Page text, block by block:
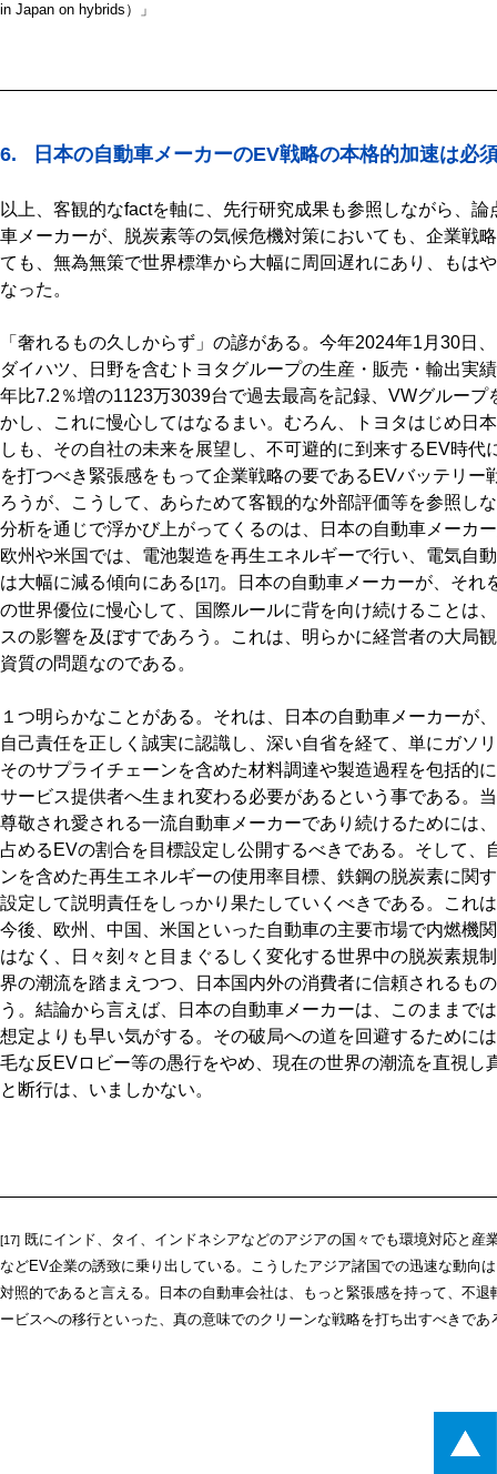
in Japan on hybrids）」
6. 日本の自動車メーカーのEV戦略の本格的加速は必
以上、客観的なfactを軸に、先行研究成果も参照しながら、
車メーカーが、脱炭素等の気候危機対策においても、企業戦
ても、無為無策で世界標準から大幅に周回遅れにあり、もは
なった。
「奢れるもの久しからず」の諺がある。今年2024年1月30日
ダイハツ、日野を含むトヨタグループの生産・販売・輸出実
年比7.2％増の1123万3039台で過去最高を記録、VWグルー
かし、これに慢心してはなるまい。むろん、トヨタはじめ日
しも、その自社の未来を展望し、不可避的に到来するEV時
を打つべき緊張感をもって企業戦略の要であるEVバッテリー
ろうが、こうして、あらためて客観的な外部評価等を参照し
分析を通じで浮かび上がってくるのは、日本の自動車メーカ
欧州や米国では、電池製造を再生エネルギーで行い、電気自
は大幅に減る傾向にある [17] 。日本の自動車メーカーが、それ
の世界優位に慢心して、国際ルールに背を向け続けることは
スの影響を及ぼすであろう。これは、明らかに経営者の大局
資質の問題なのである。
１つ明らかなことがある。それは、日本の自動車メーカーが
自己責任を正しく誠実に認識し、深い自省を経て、単にガソ
そのサプライチェーンを含めた材料調達や製造過程を包括的
サービス提供者へ生まれ変わる必要があるという事である。
尊敬され愛される一流自動車メーカーであり続けるためには
占めるEVの割合を目標設定し公開するべきである。そして、
ンを含めた再生エネルギーの使用率目標、鉄鋼の脱炭素に関
設定して説明責任をしっかり果たしていくべきである。これ
今後、欧州、中国、米国といった自動車の主要市場で内燃機
はなく、日々刻々と目まぐるしく変化する世界中の脱炭素規
界の潮流を踏まえつつ、日本国内外の消費者に信頼されるも
う。結論から言えば、日本の自動車メーカーは、このままで
想定よりも早い気がする。その破局への道を回避するために
毛な反EVロビー等の愚行をやめ、現在の世界の潮流を直視し
と断行は、いましかない。
[17] 既にインド、タイ、インドネシアなどのアジアの国々でも環境対応と産
などEV企業の誘致に乗り出している。こうしたアジア諸国での迅速な動向
対照的であると言える。日本の自動車会社は、もっと緊張感を持って、不
ービスへの移行といった、真の意味でのクリーンな戦略を打ち出すべきであ